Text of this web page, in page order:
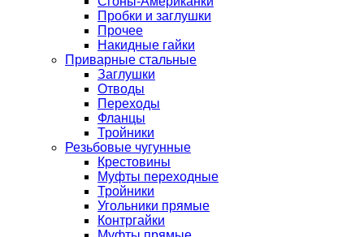
Пробки и заглушки
Прочее
Накидные гайки
Приварные стальные
Заглушки
Отводы
Переходы
Фланцы
Тройники
Резьбовые чугунные
Крестовины
Муфты переходные
Тройники
Угольники прямые
Контргайки